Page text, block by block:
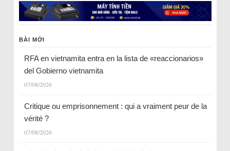
BÀI MỚI
RFA en vietnamita entra en la lista de «reaccionarios»
del Gobierno vietnamita
07/08/2026
Critique ou emprisonnement : qui a vraiment peur de la
vérité ?
07/08/2026